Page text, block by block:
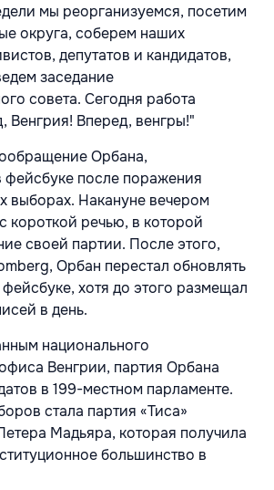
мы реорганизуемся, посетим
округа, соберем наших
депутатов и кандидатов,
заседание
совета. Сегодня работа
Венгрия! Вперед, венгры!"
Орбана,
фейсбуке после поражения
выборах. Накануне вечером
короткой речью, в которой
своей партии. После этого,
Орбан перестал обновлять
хотя до этого размещал
в день.
национального
Венгрии, партия Орбана
в 199-местном парламенте.
стала партия «Тиса»
Мадьяра, которая получила
большинство в